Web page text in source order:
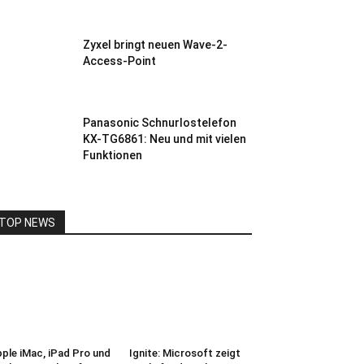
Zyxel bringt neuen Wave-2-
Access-Point
Panasonic Schnurlostelefon
KX-TG6861: Neu und mit vielen
Funktionen
NEWS
iMac, iPad Pro und
Ignite: Microsoft zeigt